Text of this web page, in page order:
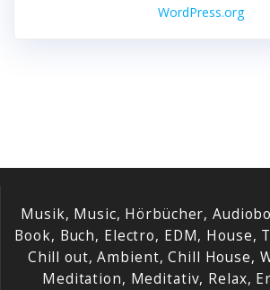
WordPress.org
Musik, Music, Hörbücher,
Book, Buch, Electro, EDM, House,
Chill out, Ambient, Chill House,
Meditation, Meditativ, Relax,